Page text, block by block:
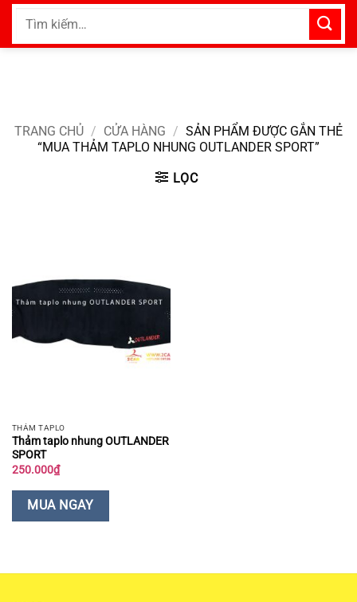
Bỏ
nội
Tìm
TRANG CHỦ / CỬA HÀNG / SẢN PHẨM ĐƯỢC GẮN THẺ
“MUA THẢM TAPLO NHUNG OUTLANDER SPORT”
LỌC
THẢM TAPLO
Thảm taplo nhung OUTLANDER
SPORT
250.000₫
MUA NGAY